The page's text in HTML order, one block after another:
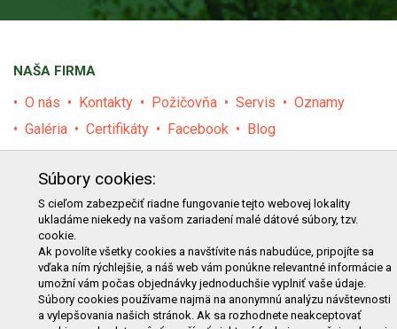
NAŠA FIRMA
O nás Kontakty Požičovňa Servis
Oznamy
Galéria
Certifikáty Facebook Blog
E-shop Akcie Darčekové poukážky
Katalógy
Zľavy
Novinky Predávané značky
Bazár
Výzvy pre obce a firmy
NAKUPOVANIE
Obchodné podmienky Cenník prepravy
Súbory cookies:
S cieľom zabezpečiť riadne fungovanie tejto webovej lokality
ukladáme niekedy na vašom zariadení malé dátové súbory, tzv.
cookie.
Ak povolíte všetky cookies a navštívite nás nabudúce, pripojíte sa
vďaka ním rýchlejšie, a náš web vám ponúkne relevantné informácie a
umožní vám počas objednávky jednoduchšie vyplniť vaše údaje.
Súbory cookies používame najmä na anonymnú analýzu návštevnosti
a vylepšovania našich stránok. Ak sa rozhodnete neakceptovať